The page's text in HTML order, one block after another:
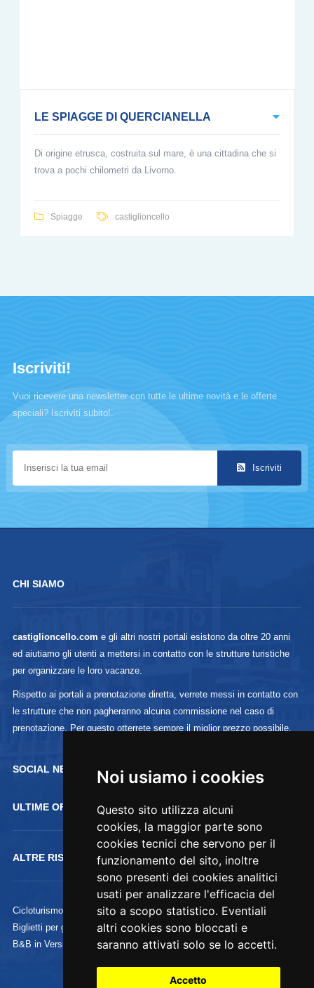
Noi usiamo i cookies
Questo sito utilizza alcuni
cookies, la maggior parte sono
cookies tecnici che servono per il
funzionamento del sito, inoltre
sono presenti dei cookies analitici
usati per analizzare l'efficacia del
sito a scopo statistico. Eventiali
altri cookies sono bloccati e
saranno attivati solo se lo accetti.
Accetto
LE SPIAGGE DI QUERCIANELLA
Di origine etrusca, costruita sul mare, è una cittadina che si
trova a pochi chilometri da Livorno.
Spiagge castiglioncello
Iscriviti!
Vuoi ricevere una newsletter con tutte le ultime novità e le offerte
speciali? Iscriviti subito!.
Iscriviti
CHI SIAMO
castiglioncello.com e gli altri nostri portali esistono da oltre 20 anni
ed aiutiamo gli utenti a mettersi in contatto con le strutture turistiche
per organizzare le loro vacanze.
Rispetto ai portali a prenotazione diretta, verrete messi in contatto con
le strutture che non pagheranno alcuna commissione nel caso di
prenotazione. Per questo otterrete sempre il miglior prezzo possibile.
SOCIAL NETWORK :
ULTIME OFFERTE
ALTRE RISORSE
Cicloturismo
Biglietti per gli Uffizi
B&B in Versilia